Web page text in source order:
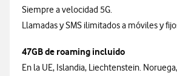
Siempre a velocidad 5G.
Llamadas y SMS ilimitados a móviles y
47GB de roaming incluido
En la UE, Islandia, Liechtenstein.